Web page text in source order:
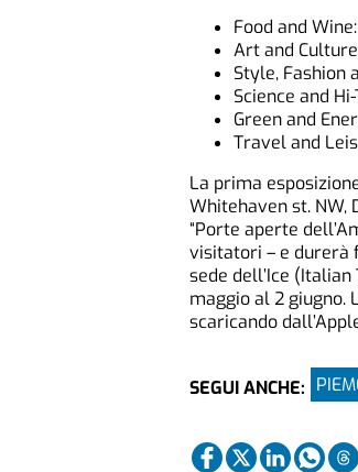
Food and
Art and
Style, Fashion
Science and
Green and
Travel and
La prima
Whitehaven st. NW,
“Porte aperte
visitatori – e durerà
sede dell’Ice
maggio al 2 giugno.
scaricando
SEGUI ANCHE: